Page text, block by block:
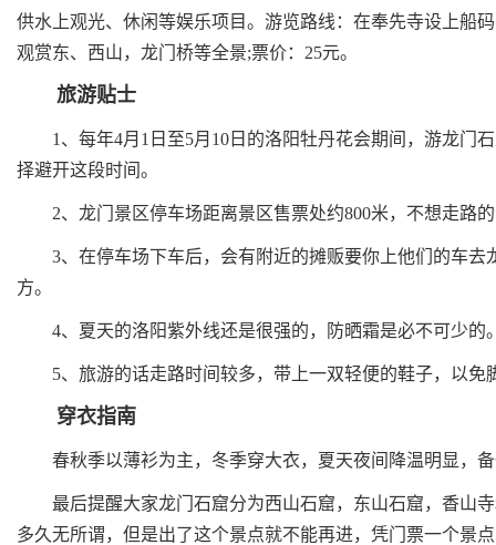
供水上观光、休闲等娱乐项目。游览路线：在奉先寺设上船
观赏东、西山，龙门桥等全景;票价：25元。
旅游贴士
1、每年4月1日至5月10日的洛阳牡丹花会期间，游龙门
择避开这段时间。
2、龙门景区停车场距离景区售票处约800米，不想走路
3、在停车场下车后，会有附近的摊贩要你上他们的车去
方。
4、夏天的洛阳紫外线还是很强的，防晒霜是必不可少的
5、旅游的话走路时间较多，带上一双轻便的鞋子，以免
穿衣指南
春秋季以薄衫为主，冬季穿大衣，夏天夜间降温明显，备
最后提醒大家龙门石窟分为西山石窟，东山石窟，香山寺
多久无所谓，但是出了这个景点就不能再进，凭门票一个景